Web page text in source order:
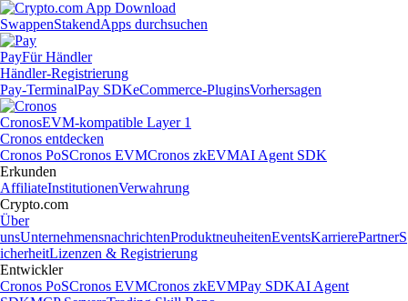
SwappenStakendApps durchsuchen
PayFür Händler
Händler-Registrierung
Pay-TerminalPay SDKeCommerce-PluginsVorhersagen
CronosEVM-kompatible Layer 1
Cronos entdecken
Cronos PoSCronos EVMCronos zkEVMAI Agent SDK
Erkunden
AffiliateInstitutionenVerwahrung
Crypto.com
Über
unsUnternehmensnachrichtenProduktneuheitenEventsKarrierePartnerS
icherheitLizenzen & Registrierung
Entwickler
Cronos PoSCronos EVMCronos zkEVMPay SDKAI Agent